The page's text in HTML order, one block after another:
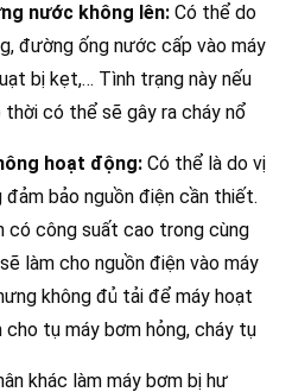
nước không lên: Có thể do
đường ống nước cấp vào máy
bị kẹt,… Tình trạng này nếu
có thể sẽ gây ra cháy nổ
hoạt động: Có thể là do vị
bảo nguồn điện cần thiết.
có công suất cao trong cùng
làm cho nguồn điện vào máy
không đủ tải để máy hoạt
tụ máy bơm hỏng, cháy tụ
khác làm máy bơm bị hư